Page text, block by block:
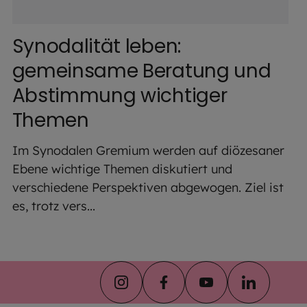
Synodalität leben:
gemeinsame Beratung und
Abstimmung wichtiger
Themen
Im Synodalen Gremium werden auf diözesaner
Ebene wichtige Themen diskutiert und
verschiedene Perspektiven abgewogen. Ziel ist
es, trotz vers...
instagramfacebookyoutubelinkedin